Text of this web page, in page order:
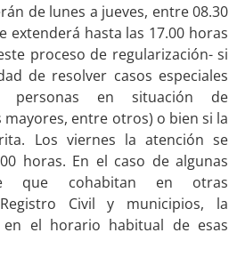
de lunes a jueves, entre 08.30
extenderá hasta las 17.00 horas
proceso de regularización- si
de resolver casos especiales
personas en situación de
entre otros) o bien si la
Los viernes la atención se
horas. En el caso de algunas
que cohabitan en otras
Civil y municipios, la
el horario habitual de esas